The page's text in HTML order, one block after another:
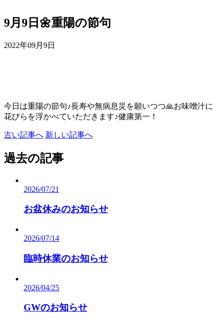
9月9日🌼重陽の節句
2022年09月9日
今日は重陽の節句♪長寿や無病息災を願いつつ🙏お味噌汁に
花びらを浮かべていただきます♪健康第一！
古い記事へ 新しい記事へ
過去の記事
2026/07/21
お盆休みのお知らせ
2026/07/14
臨時休業のお知らせ
2026/04/25
GWのお知らせ